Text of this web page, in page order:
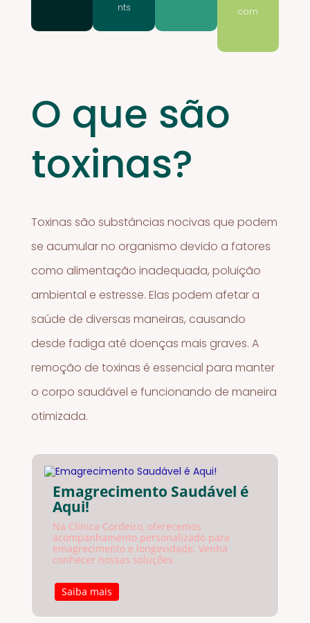
nts
com
O que são
toxinas?
Toxinas são substâncias nocivas que podem
se acumular no organismo devido a fatores
como alimentação inadequada, poluição
ambiental e estresse. Elas podem afetar a
saúde de diversas maneiras, causando
desde fadiga até doenças mais graves. A
remoção de toxinas é essencial para manter
o corpo saudável e funcionando de maneira
otimizada.
Emagrecimento Saudável é
Aqui!
Na Clínica Cordeiro, oferecemos
acompanhamento personalizado para
emagrecimento e longevidade. Venha
conhecer nossas soluções.
Saiba mais